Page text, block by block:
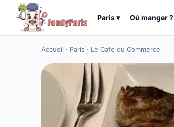
Paris▾ Où manger ?
Accueil · Paris · Le Cafe du Commerce